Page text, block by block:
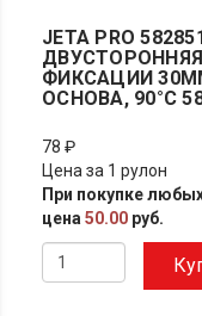
JETA PRO
ФИКСАЦИИ
ОСНОВА, 90°С
78 ₽
Цена за 1 рулон
При покупке
цена 50.00 руб.